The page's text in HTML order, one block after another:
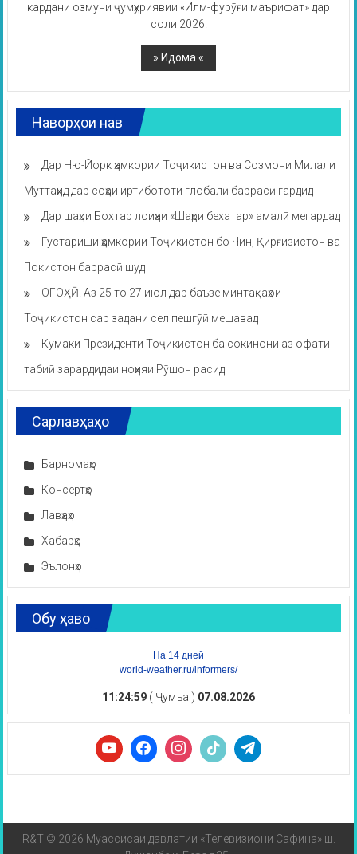
кардани озмуни ҷумҳуриявии «Илм-фурӯғи маърифат» дар
соли 2026.
Наворҳои нав
Дар Ню-Йорк ҳамкории Тоҷикистон ва Созмони Милали
Муттаҳид дар соҳаи иртибототи глобалӣ баррасӣ гардид
Дар шаҳри Бохтар лоиҳаи «Шаҳри бехатар» амалӣ мегардад
Густариши ҳамкории Тоҷикистон бо Чин, Қирғизистон ва
Покистон баррасӣ шуд
ОГОҲӢ! Аз 25 то 27 июл дар баъзе минтақаҳои
Тоҷикистон сар задани сел пешгӯӣ мешавад
Кумаки Президенти Тоҷикистон ба сокинони аз офати
табиӣ зарардидаи ноҳияи Рӯшон расид
Сарлавҳаҳо
Барномаҳо
Консертҳо
Лавҳаҳо
Хабарҳо
Эълонҳо
Обу ҳаво
На 14 дней
world-weather.ru/informers/
11:25:00 ( Ҷумъа ) 07.08.2026
R&T © 2026 Муассисаи давлатии «Телевизиони Сафина» ш.